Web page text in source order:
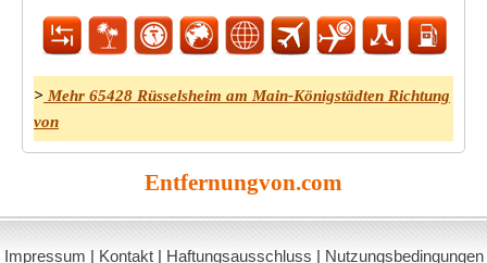
> Mehr 65428 Rüsselsheim am Main-Königstädten Richtung
von
Entfernungvon.com
Impressum | Kontakt| Haftungsausschluss | Nutzungsbedingungen